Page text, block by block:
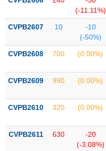
Niêm
Niêm
mới
yết
sung
niêm
yết
(-11.11%)
CVPB2607 10
-10
(-50%)
CVPB2608 700 (0.00%)
CVPB2609 990 (0.00%)
CVPB2610 320 (0.00%)
CVPB2611 630
-20
(-3.08%)
PHIẾU
PHÁI
TRÁI